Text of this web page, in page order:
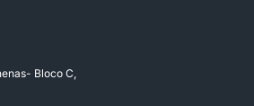
Bloco C,